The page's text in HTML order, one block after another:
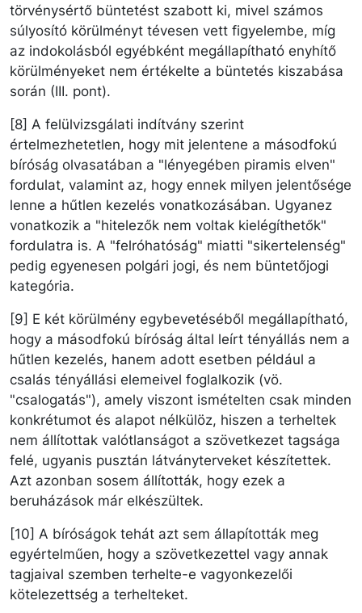
törvénysértő büntetést szabott ki, mivel számos
súlyosító körülményt tévesen vett figyelembe, míg
az indokolásból egyébként megállapítható enyhítő
körülményeket nem értékelte a büntetés kiszabása
során (III. pont).
[8] A felülvizsgálati indítvány szerint
értelmezhetetlen, hogy mit jelentene a másodfokú
bíróság olvasatában a "lényegében piramis elven"
fordulat, valamint az, hogy ennek milyen jelentősége
lenne a hűtlen kezelés vonatkozásában. Ugyanez
vonatkozik a "hitelezők nem voltak kielégíthetők"
fordulatra is. A "felróhatóság" miatti "sikertelenség"
pedig egyenesen polgári jogi, és nem büntetőjogi
kategória.
[9] E két körülmény egybevetéséből megállapítható,
hogy a másodfokú bíróság által leírt tényállás nem a
hűtlen kezelés, hanem adott esetben például a
csalás tényállási elemeivel foglalkozik (vö.
"csalogatás"), amely viszont ismételten csak minden
konkrétumot és alapot nélkülöz, hiszen a terheltek
nem állítottak valótlanságot a szövetkezet tagsága
felé, ugyanis pusztán látványterveket készítettek.
Azt azonban sosem állították, hogy ezek a
beruházások már elkészültek.
[10] A bíróságok tehát azt sem állapították meg
egyértelműen, hogy a szövetkezettel vagy annak
tagjaival szemben terhelte-e vagyonkezelői
kötelezettség a terhelteket.